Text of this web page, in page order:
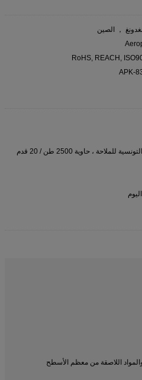
， الصين
RoHS, REACH,
APK-
اللاصقة من معظم الأسطح